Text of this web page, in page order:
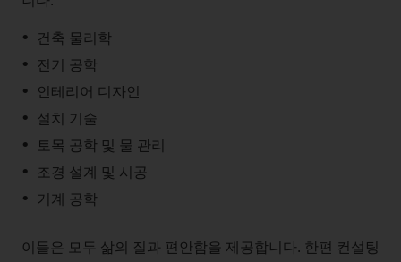
건축 물리학
전기 공학
인테리어 디자인
설치 기술
토목 공학 및 물 관리
조경 설계 및 시공
기계 공학
이들은 모두 삶의 질과 편안함을 제공합니다. 한편 컨설팅